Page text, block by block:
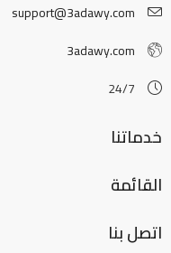
support@3adawy.com
3adawy.com
24/7
خدماتنا
القائمة
اتصل بنا